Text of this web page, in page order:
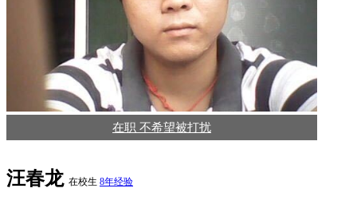
在职 不希望被打扰
汪春龙 在校生 8年经验